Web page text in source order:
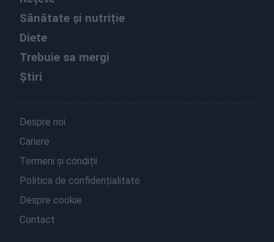
Sănătate și nutriție
Diete
Trebuie sa mergi
Știri
Despre noi
Cariere
Termeni și condiții
Politica de confidențialitate
Despre cookie
Contact